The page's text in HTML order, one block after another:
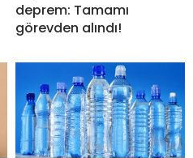
deprem: Tamamı
görevden alındı!